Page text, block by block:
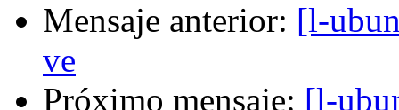
Mensaje anterior: [l-
ve
Próximo mensaje: [l-